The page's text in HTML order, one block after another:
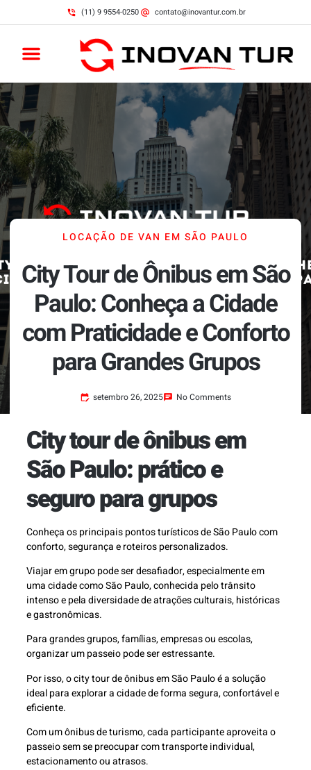
(11) 9 9554-0250 contato@inovantur.com.br
LOCAÇÃO DE VAN EM SÃO PAULO
City Tour de Ônibus em São
Paulo: Conheça a Cidade
com Praticidade e Conforto
para Grandes Grupos
setembro 26, 2025 No Comments
City tour de ônibus em
São Paulo: prático e
seguro para grupos
Conheça os principais pontos turísticos de São Paulo com
conforto, segurança e roteiros personalizados.
Viajar em grupo pode ser desafiador, especialmente em
uma cidade como São Paulo, conhecida pelo trânsito
intenso e pela diversidade de atrações culturais, históricas
e gastronômicas.
Para grandes grupos, famílias, empresas ou escolas,
organizar um passeio pode ser estressante.
Por isso, o city tour de ônibus em São Paulo é a solução
ideal para explorar a cidade de forma segura, confortável e
eficiente.
Com um ônibus de turismo, cada participante aproveita o
passeio sem se preocupar com transporte individual,
estacionamento ou atrasos.